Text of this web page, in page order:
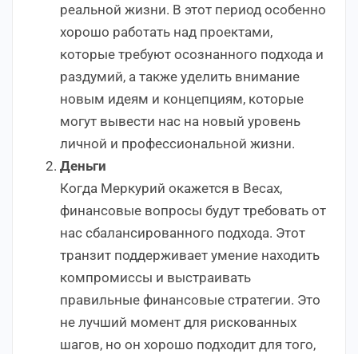
реальной жизни. В этот период особенно
хорошо работать над проектами,
которые требуют осознанного подхода и
раздумий, а также уделить внимание
новым идеям и концепциям, которые
могут вывести нас на новый уровень
личной и профессиональной жизни.
Деньги
Когда Меркурий окажется в Весах,
финансовые вопросы будут требовать от
нас сбалансированного подхода. Этот
транзит поддерживает умение находить
компромиссы и выстраивать
правильные финансовые стратегии. Это
не лучший момент для рискованных
шагов, но он хорошо подходит для того,